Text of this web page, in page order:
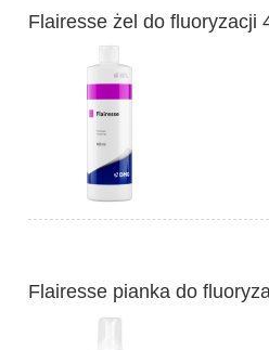
Flairesse żel do fluoryzacji
Flairesse pianka do